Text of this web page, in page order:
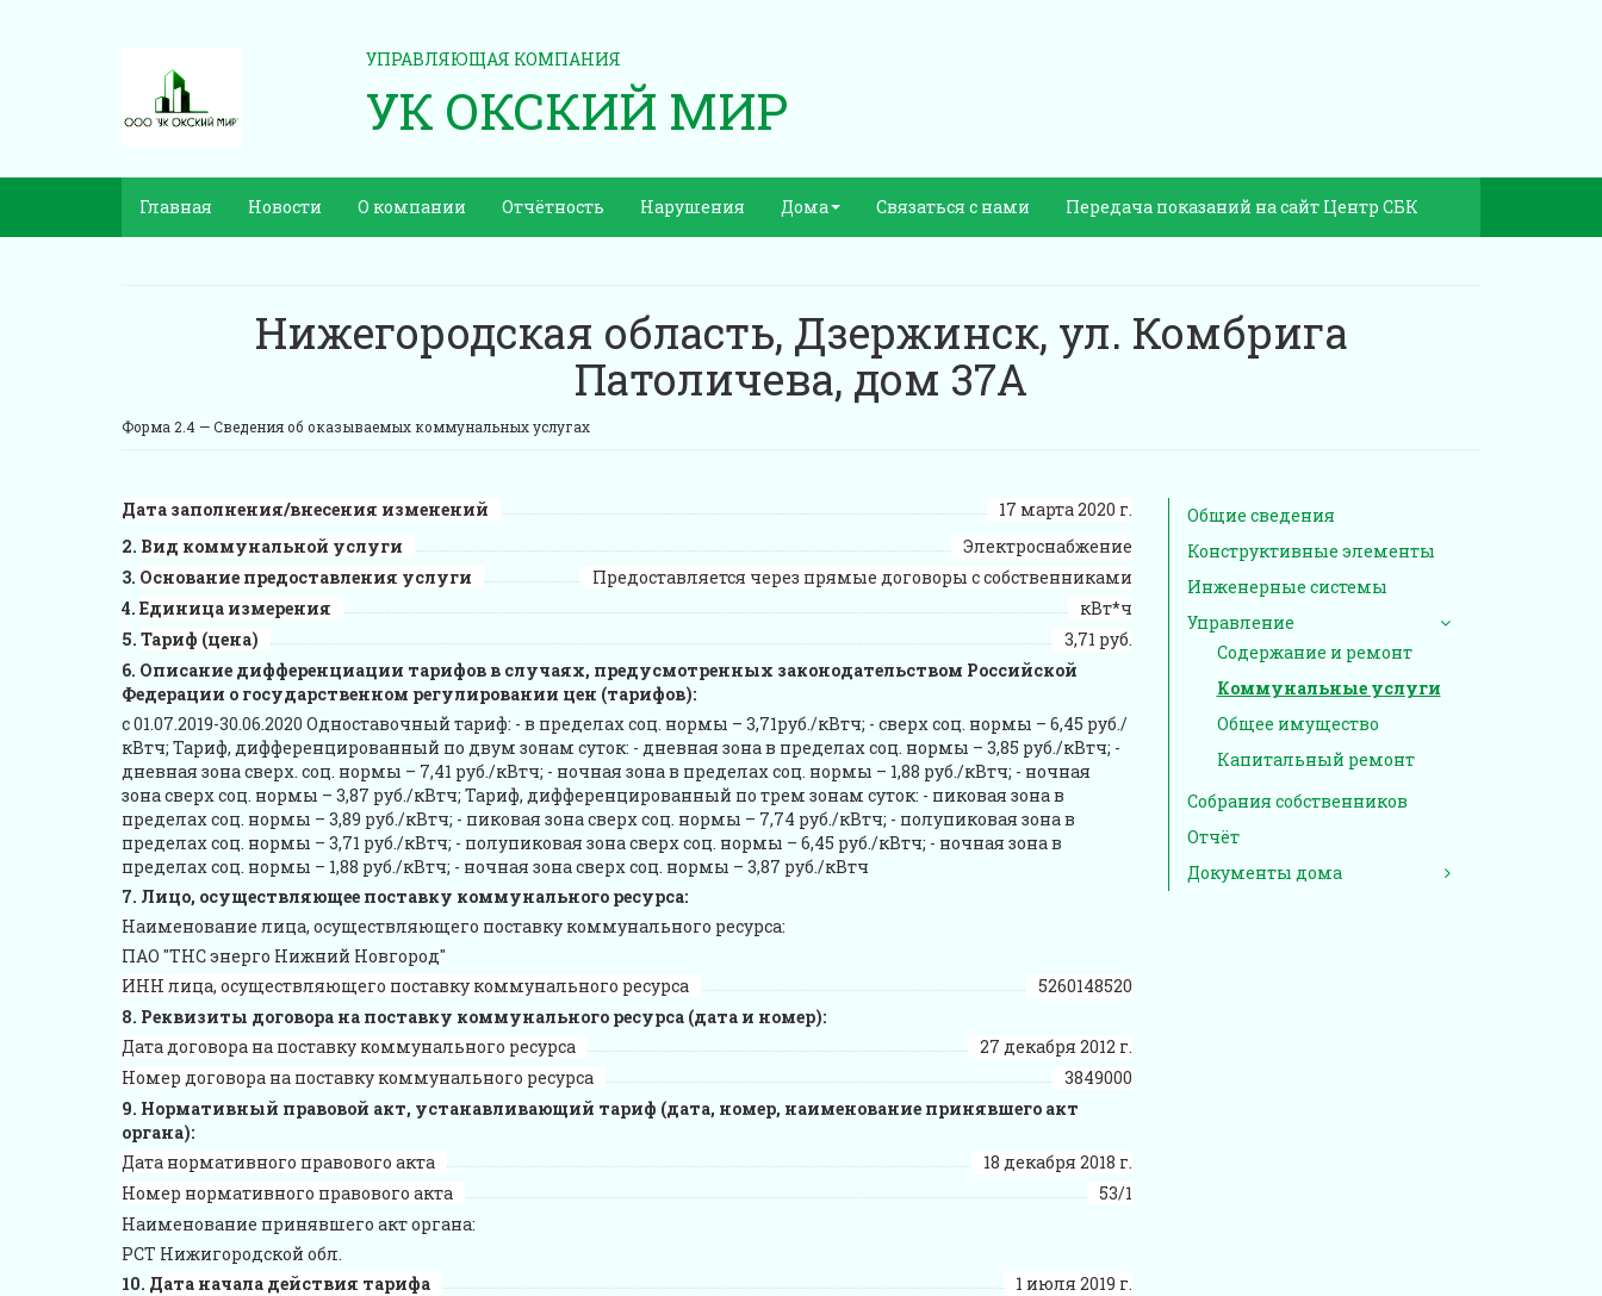
УПРАВЛЯЮЩАЯ КОМПАНИЯ
УК ОКСКИЙ МИР
Главная Новости О компании Отчётность Нарушения Дома Связаться с нами Передача показаний на сайт Центр СБК
Нижегородская область, Дзержинск, ул. Комбрига
Патоличева, дом 37А
Форма 2.4 — Сведения об оказываемых коммунальных услугах
Дата заполнения/внесения изменений
17 марта 2020 г.
Вид коммунальной услуги
Электроснабжение
Основание предоставления услуги
Предоставляется через прямые договоры с собственниками
Единица измерения
кВт*ч
Тариф (цена)
3,71 руб.
Описание дифференциации тарифов в случаях, предусмотренных законодательством Российской
Федерации о государственном регулировании цен (тарифов):
с 01.07.2019-30.06.2020 Одноставочный тариф: - в пределах соц. нормы – 3,71руб./кВтч; - сверх соц. нормы – 6,45 руб./
кВтч; Тариф, дифференцированный по двум зонам суток: - дневная зона в пределах соц. нормы – 3,85 руб./кВтч; -
дневная зона сверх. соц. нормы – 7,41 руб./кВтч; - ночная зона в пределах соц. нормы – 1,88 руб./кВтч; - ночная
зона сверх соц. нормы – 3,87 руб./кВтч; Тариф, дифференцированный по трем зонам суток: - пиковая зона в
пределах соц. нормы – 3,89 руб./кВтч; - пиковая зона сверх соц. нормы – 7,74 руб./кВтч; - полупиковая зона в
пределах соц. нормы – 3,71 руб./кВтч; - полупиковая зона сверх соц. нормы – 6,45 руб./кВтч; - ночная зона в
пределах соц. нормы – 1,88 руб./кВтч; - ночная зона сверх соц. нормы – 3,87 руб./кВтч
Лицо, осуществляющее поставку коммунального ресурса:
Наименование лица, осуществляющего поставку коммунального ресурса:
ПАО "ТНС энерго Нижний Новгород"
ИНН лица, осуществляющего поставку коммунального ресурса
5260148520
Реквизиты договора на поставку коммунального ресурса (дата и номер):
Дата договора на поставку коммунального ресурса
27 декабря 2012 г.
Номер договора на поставку коммунального ресурса
3849000
Нормативный правовой акт, устанавливающий тариф (дата, номер, наименование принявшего акт
органа):
Дата нормативного правового акта
18 декабря 2018 г.
Номер нормативного правового акта
53/1
Наименование принявшего акт органа:
РСТ Нижигородской обл.
Дата начала действия тарифа
1 июля 2019 г.
Общие сведения
Конструктивные элементы
Инженерные системы
Управление
Содержание и ремонт
Коммунальные услуги
Общее имущество
Капитальный ремонт
Собрания собственников
Отчёт
Документы дома